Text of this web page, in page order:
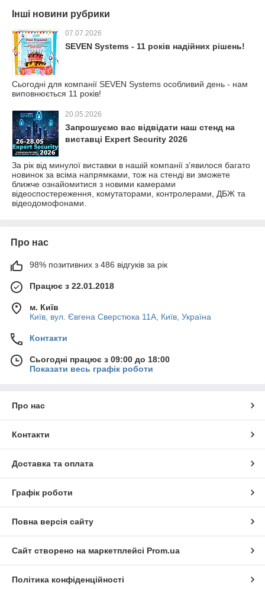
Інші новини рубрики
07.07.2026
SEVEN Systems - 11 років надійних рішень!
Сьогодні для компанії SEVEN Systems особливий день - нам
виповнюється 11 років!
20.05.2026
Запрошуємо вас відвідати наш стенд на
виставці Expert Security 2026
За рік від минулої виставки в нашій компанії з’явилося багато
новинок за всіма напрямками, тож на стенді ви зможете
ближче ознайомитися з новими камерами
відеоспостереження, комутаторами, контролерами, ДБЖ та
відеодомофонами.
Про нас
98% позитивних з 486 відгуків за рік
Працює з 22.01.2018
м. Київ
Київ, вул. Євгена Сверстюка 11А, Київ, Україна
Контакти
Сьогодні працює з 09:00 до 18:00
Показати весь графік роботи
Про нас
Контакти
Доставка та оплата
Графік роботи
Повна версія сайту
Сайт створено на маркетплейсі Prom.ua
Політика конфіденційності